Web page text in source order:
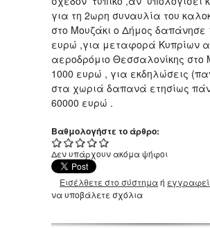
για τη 2ωρη συναυλία του
στο Μουζάκι ο Δήμος δαπάνησε
ευρώ ,για μεταφορά Κυπρίων
αεροδρόμιο Θεσσαλονίκης στο
1000 ευρώ , για εκδηλώσεις
στα χωριά δαπανά ετησίως
60000 ευρώ .
Βαθμολογήστε το άρθρο:
Δεν υπάρχουν ακόμα ψήφοι
Εισέλθετε στο σύστημαή
να υποβάλετε σχόλια